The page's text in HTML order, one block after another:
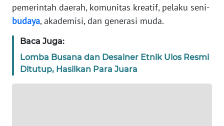
pemerintah daerah, komunitas kreatif, pelaku seni-
budaya, akademisi, dan generasi muda.
Baca Juga:
Lomba Busana dan Desainer Etnik Ulos Resmi
Ditutup, Hasilkan Para Juara
JABAR
BANTEN
WN